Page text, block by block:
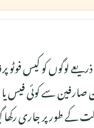
لوگوں کو کیس فوٹو
سے کوئی فیس یا
کے طور پر جاری رکھا